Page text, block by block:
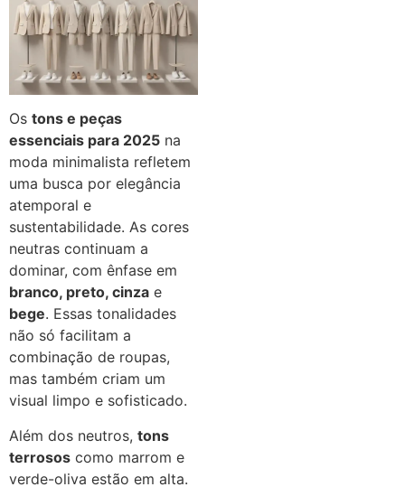
Os tons e peças
essenciais para 2025 na
moda minimalista refletem
uma busca por elegância
atemporal e
sustentabilidade. As cores
neutras continuam a
dominar, com ênfase em
branco, preto, cinza e
bege. Essas tonalidades
não só facilitam a
combinação de roupas,
mas também criam um
visual limpo e sofisticado.
Além dos neutros, tons
terrosos como marrom e
verde-oliva estão em alta.